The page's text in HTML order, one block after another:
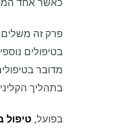
פרק זה
בטיפולים
מדובר
בתהליך
בפועל, טיפול